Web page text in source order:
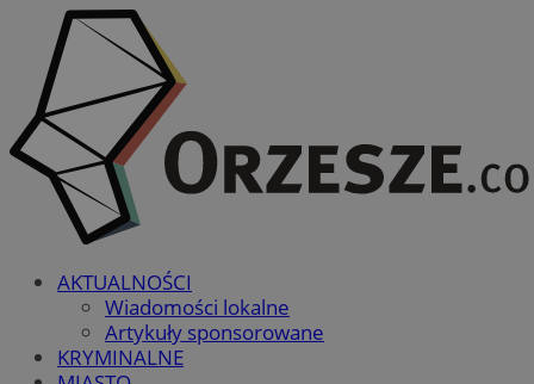
AKTUALNOŚCI
Wiadomości lokalne
Artykuły sponsorowane
KRYMINALNE